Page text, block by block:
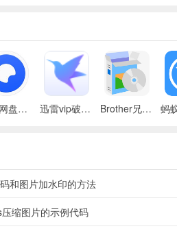
夸克网盘官方正式版 迅雷vip破解版永久会员2024版 Brother兄弟 MFC-8480DN多功能一体机ISIS驱动
和图片加水印的方法
缩图片的示例代码